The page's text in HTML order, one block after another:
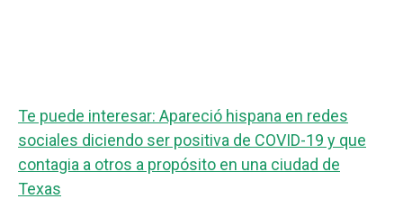
Te puede interesar: Apareció hispana en redes
sociales diciendo ser positiva de COVID-19 y que
contagia a otros a propósito en una ciudad de
Texas